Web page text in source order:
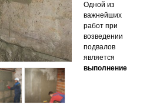
Одной из
важнейших
работ при
возведении
подвалов
является
выполнение